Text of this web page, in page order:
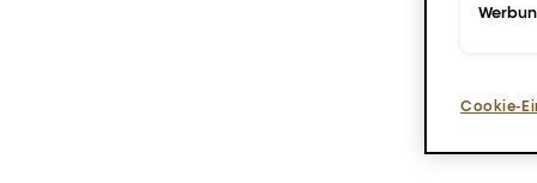
Cookie-